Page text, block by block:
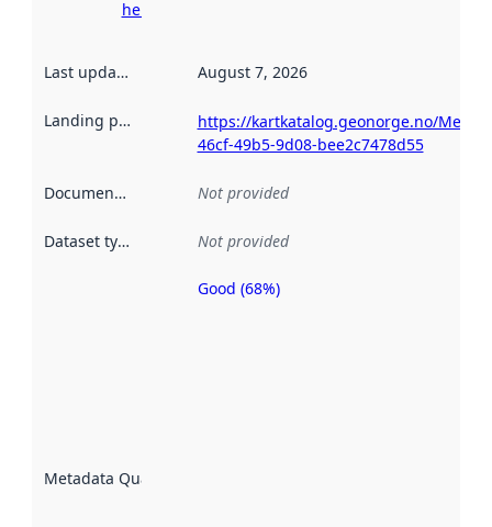
here
Last updated August 7, 2026
Landing page
https://kartkatalog.geonorge.no/
46cf-49b5-9d08-bee2c7478d55
Documentation Not provided
Dataset type Not provided
Metadata Quality
Metadata
Good (68%)